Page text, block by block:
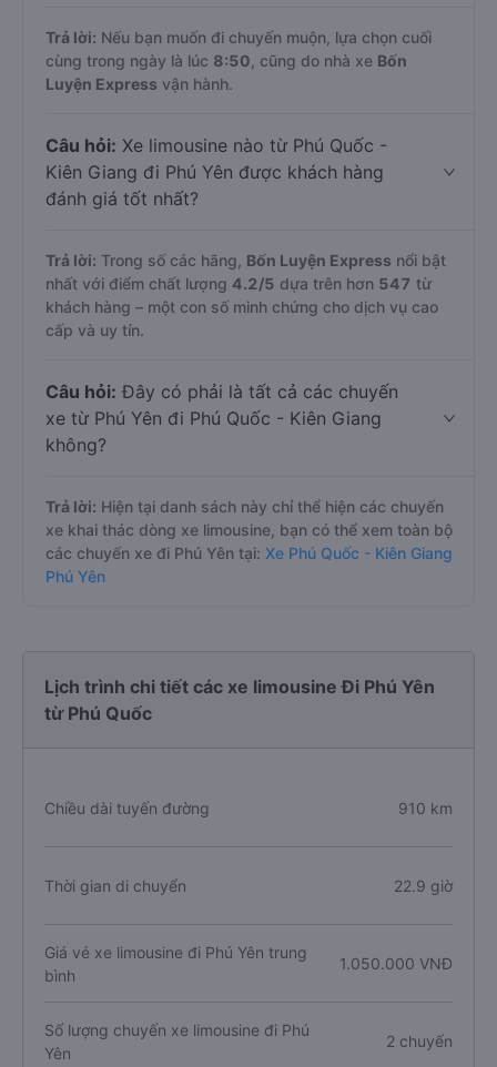
Trả lời: Nếu bạn muốn đi chuyến muộn, lựa chọn cuối
cùng trong ngày là lúc 8:50 , cũng do nhà xe Bốn
Luyện Express vận hành.
Câu hỏi: Xe limousine nào từ Phú Quốc -
Kiên Giang đi Phú Yên được khách hàng
đánh giá tốt nhất?
Trả lời: Trong số các hãng, Bốn Luyện Express nổi bật
nhất với điểm chất lượng 4.2/5 dựa trên hơn 547 từ
khách hàng – một con số minh chứng cho dịch vụ cao
cấp và uy tín.
Câu hỏi: Đây có phải là tất cả các chuyến
xe từ Phú Yên đi Phú Quốc - Kiên Giang
không?
Trả lời: Hiện tại danh sách này chỉ thể hiện các chuyến
xe khai thác dòng xe limousine, bạn có thể xem toàn bộ
các chuyến xe đi Phú Yên tại: Xe Phú Quốc - Kiên Giang
Phú Yên
Lịch trình chi tiết các xe limousine Đi Phú Yên
từ Phú Quốc
Chiều dài tuyến đường 910 km
Thời gian di chuyển 22.9 giờ
Giá vé xe limousine đi Phú Yên trung
bình
1.050.000 VNĐ
Số lượng chuyến xe limousine đi Phú
Yên
2 chuyến